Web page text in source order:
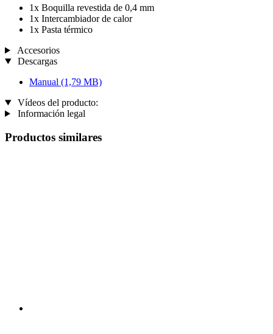
1x Boquilla revestida de 0,4 mm
1x Intercambiador de calor
1x Pasta térmico
Accesorios
Descargas
Manual (1,79 MB)
Vídeos del producto:
Información legal
Productos similares